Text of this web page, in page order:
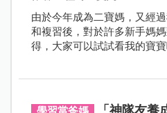
由於今年成為二寶媽，又經
和複習後，對於許多新手媽
得，大家可以試試看我的寶寶
「神隊友